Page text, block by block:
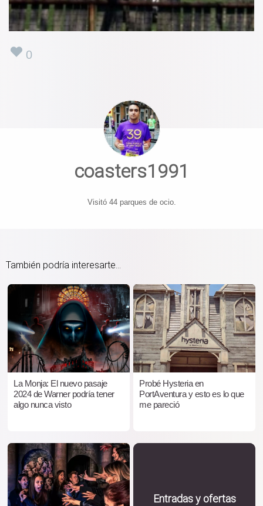
0
coasters1991
Visitó 44 parques de ocio.
También podría interesarte...
La Monja: El nuevo pasaje
2024 de Warner podría tener
algo nunca visto
Probé Hysteria en
PortAventura y esto es lo que
me pareció
Entradas y ofertas